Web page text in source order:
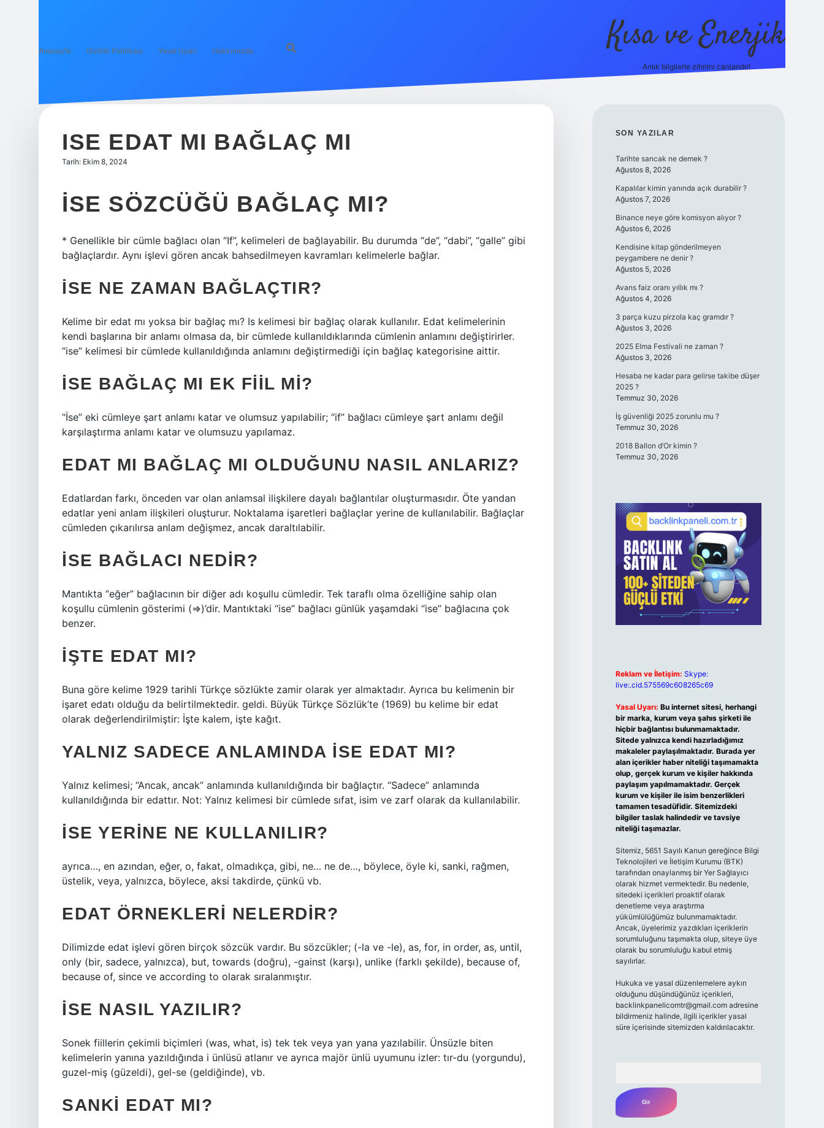
Anasayfa Gizlilik Politikası Yasal Uyarı Hakkımızda Kısa ve Enerjik
Anlık bilgilerle zihnini canlandır!
ISE EDAT MI BAĞLAÇ MI
Tarih: Ekim 8, 2024
İSE SÖZCÜĞÜ BAĞLAÇ MI?
* Genellikle bir cümle bağlacı olan “If”, kelimeleri de bağlayabilir. Bu durumda “de”, “dabi”, “galle” gibi
bağlaçlardır. Aynı işlevi gören ancak bahsedilmeyen kavramları kelimelerle bağlar.
İSE NE ZAMAN BAĞLAÇTIR?
Kelime bir edat mı yoksa bir bağlaç mı? Is kelimesi bir bağlaç olarak kullanılır. Edat kelimelerinin
kendi başlarına bir anlamı olmasa da, bir cümlede kullanıldıklarında cümlenin anlamını değiştirirler.
“ise” kelimesi bir cümlede kullanıldığında anlamını değiştirmediği için bağlaç kategorisine aittir.
İSE BAĞLAÇ MI EK FIIL MI?
“İse” eki cümleye şart anlamı katar ve olumsuz yapılabilir; “if” bağlacı cümleye şart anlamı değil
karşılaştırma anlamı katar ve olumsuzu yapılamaz.
EDAT MI BAĞLAÇ MI OLDUĞUNU NASIL ANLARIZ?
Edatlardan farkı, önceden var olan anlamsal ilişkilere dayalı bağlantılar oluşturmasıdır. Öte yandan
edatlar yeni anlam ilişkileri oluşturur. Noktalama işaretleri bağlaçlar yerine de kullanılabilir. Bağlaçlar
cümleden çıkarılırsa anlam değişmez, ancak daraltılabilir.
İSE BAĞLACI NEDIR?
Mantıkta “eğer” bağlacının bir diğer adı koşullu cümledir. Tek taraflı olma özelliğine sahip olan
koşullu cümlenin gösterimi (⇒)’dir. Mantıktaki “ise” bağlacı günlük yaşamdaki “ise” bağlacına çok
benzer.
İŞTE EDAT MI?
Buna göre kelime 1929 tarihli Türkçe sözlükte zamir olarak yer almaktadır. Ayrıca bu kelimenin bir
işaret edatı olduğu da belirtilmektedir. geldi. Büyük Türkçe Sözlük’te (1969) bu kelime bir edat
olarak değerlendirilmiştir: İşte kalem, işte kağıt.
YALNIZ SADECE ANLAMINDA ISE EDAT MI?
Yalnız kelimesi; “Ancak, ancak” anlamında kullanıldığında bir bağlaçtır. “Sadece” anlamında
kullanıldığında bir edattır. Not: Yalnız kelimesi bir cümlede sıfat, isim ve zarf olarak da kullanılabilir.
İSE YERINE NE KULLANILIR?
ayrıca…, en azından, eğer, o, fakat, olmadıkça, gibi, ne… ne de…, böylece, öyle ki, sanki, rağmen,
üstelik, veya, yalnızca, böylece, aksi takdirde, çünkü vb.
EDAT ÖRNEKLERI NELERDIR?
Dilimizde edat işlevi gören birçok sözcük vardır. Bu sözcükler; (-la ve -le), as, for, in order, as, until,
only (bir, sadece, yalnızca), but, towards (doğru), -gainst (karşı), unlike (farklı şekilde), because of,
because of, since ve according to olarak sıralanmıştır.
İSE NASIL YAZILIR?
Sonek fiillerin çekimli biçimleri (was, what, is) tek tek veya yan yana yazılabilir. Ünsüzle biten
kelimelerin yanına yazıldığında i ünlüsü atlanır ve ayrıca majör ünlü uyumunu izler: tır-du (yorgundu),
guzel-miş (güzeldi), gel-se (geldiğinde), vb.
SANKI EDAT MI?
SIDEBAR
SON YAZILAR
Tarihte sancak ne demek ?
Ağustos 8, 2026
Kapalılar kimin yanında açık durabilir ?
Ağustos 7, 2026
Binance neye göre komisyon alıyor ?
Ağustos 6, 2026
Kendisine kitap gönderilmeyen
peygambere ne denir ?
Ağustos 5, 2026
Avans faiz oranı yıllık mı ?
Ağustos 4, 2026
3 parça kuzu pirzola kaç gramdır ?
Ağustos 3, 2026
2025 Elma Festivali ne zaman ?
Ağustos 3, 2026
Hesaba ne kadar para gelirse takibe düşer
2025 ?
Temmuz 30, 2026
İş güvenliği 2025 zorunlu mu ?
Temmuz 30, 2026
2018 Ballon d’Or kimin ?
Temmuz 30, 2026
Reklam ve İletişim: Skype:
live:.cid.575569c608265c69
Yasal Uyarı: Bu internet sitesi, herhangi
bir marka, kurum veya şahıs şirketi ile
hiçbir bağlantısı bulunmamaktadır.
Sitede yalnızca kendi hazırladığımız
makaleler paylaşılmaktadır. Burada yer
alan içerikler haber niteliği taşımamakta
olup, gerçek kurum ve kişiler hakkında
paylaşım yapılmamaktadır. Gerçek
kurum ve kişiler ile isim benzerlikleri
tamamen tesadüfidir. Sitemizdeki
bilgiler taslak halindedir ve tavsiye
niteliği taşımazlar.
Sitemiz, 5651 Sayılı Kanun gereğince Bilgi
Teknolojileri ve İletişim Kurumu (BTK)
tarafından onaylanmış bir Yer Sağlayıcı
olarak hizmet vermektedir. Bu nedenle,
sitedeki içerikleri proaktif olarak
denetleme veya araştırma
yükümlülüğümüz bulunmamaktadır.
Ancak, üyelerimiz yazdıkları içeriklerin
sorumluluğunu taşımakta olup, siteye üye
olarak bu sorumluluğu kabul etmiş
sayılırlar.
Hukuka ve yasal düzenlemelere aykırı
olduğunu düşündüğünüz içerikleri,
backlinkpanelicomtr@gmail.comadresine
bildirmeniz halinde, ilgili içerikler yasal
süre içerisinde sitemizden kaldırılacaktır.